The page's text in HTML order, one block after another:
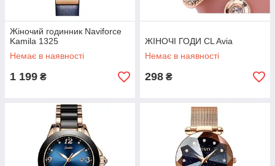
Жіночий годинник Naviforce
Kamila 1325
Немає в наявності
1 199 ₴
ЖІНОЧІ ГОДИ CL Avia
Немає в наявності
298 ₴